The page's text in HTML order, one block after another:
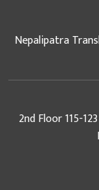
Nepalipatra
2nd Floor 115-